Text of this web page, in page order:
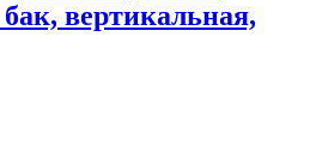
вертикальная,